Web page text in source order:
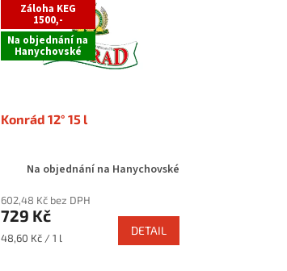
Záloha KEG
1500,-
Na objednání na
Hanychovské
Konrád 12° 15 l
Na objednání na Hanychovské
602,48 Kč bez DPH
729 Kč
Měrná
48,60 Kč / 1 l
DETAIL